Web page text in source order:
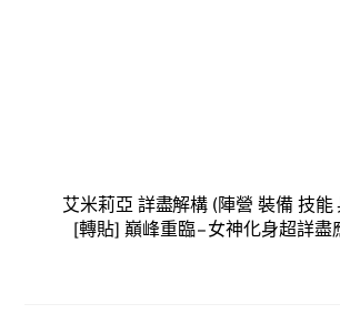
艾米莉亞 詳盡解構 (陣營 裝備 技能
[轉貼] 巔峰重臨 – 女神化身超詳盡